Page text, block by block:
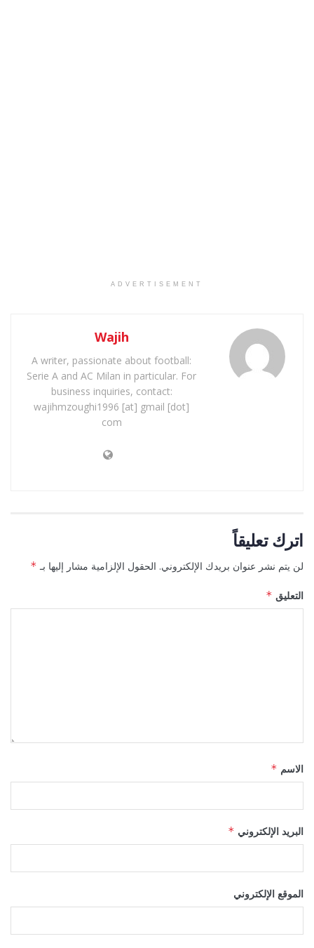
ADVERTISEMENT
Wajih
A writer, passionate about football:
Serie A and AC Milan in particular. For
business inquiries, contact:
wajihmzoughi1996 [at] gmail [dot]
com
اترك تعليقاً
لن يتم نشر عنوان بريدك الإلكتروني. الحقول الإلزامية مشار إليها بـ *
التعليق *
الاسم *
البريد الإلكتروني *
الموقع الإلكتروني